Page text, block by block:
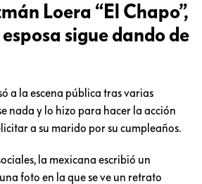
Loera “El Chapo”,
esposa sigue dando de
a la escena pública tras varias
nada y lo hizo para hacer la acción
a su marido por su cumpleaños.
la mexicana escribió un
foto en la que se ve un retrato